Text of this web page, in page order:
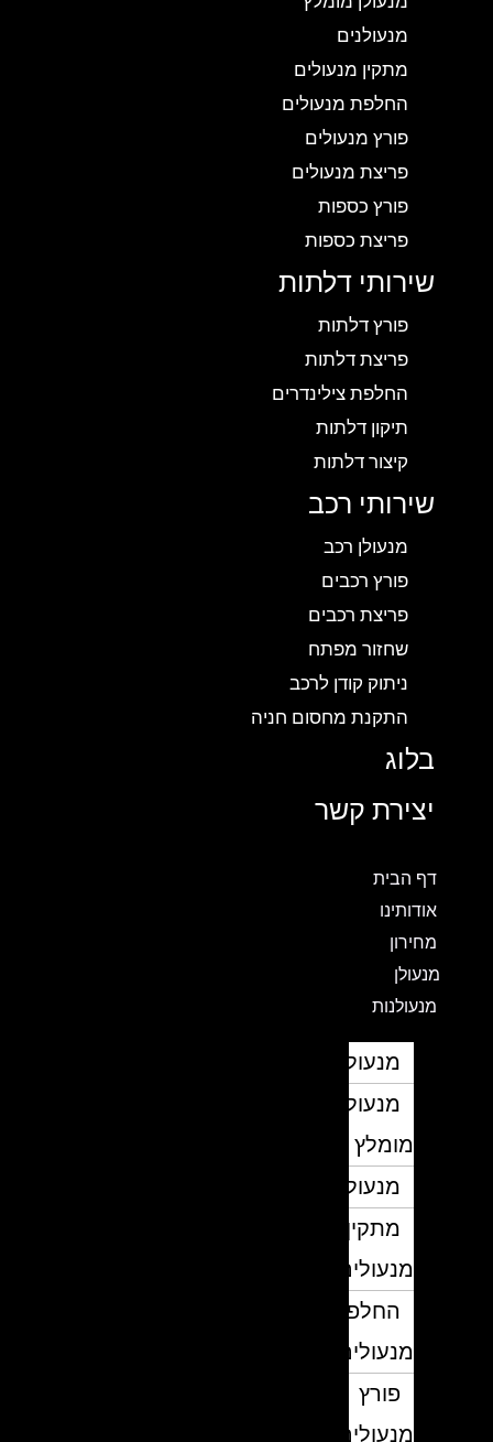
מנעולנים
מתקין מנעולים
החלפת מנעולים
פורץ מנעולים
פריצת מנעולים
פורץ כספות
פריצת כספות
שירותי דלתות
פורץ דלתות
פריצת דלתות
החלפת צילינדרים
תיקון דלתות
קיצור דלתות
שירותי רכב
מנעולן רכב
פורץ רכבים
פריצת רכבים
שחזור מפתח
ניתוק קודן לרכב
התקנת מחסום חניה
בלוג
יצירת קשר
דף הבית
אודותינו
מחירון
מנעולן
מנעולנות
מנעולן
מנעולן
מומלץ
מנעולנים
מתקין
מנעולים
החלפת
מנעולים
פורץ
מנעולים